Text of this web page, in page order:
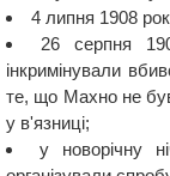
4 липня 1908
26 серпня
інкримінували
те, що Махно не
у в'язниці;
у новорічну